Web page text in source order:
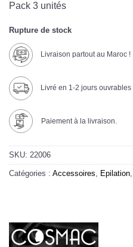
Pack 3 unités
Rupture de stock
Livraison partout au Maroc !
Livré en 1-2 jours ouvrables
Paiement à la livraison.
SKU: 22006
Catégories : Accessoires Epilation